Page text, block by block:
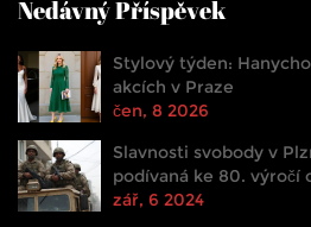
Nedávný Příspěvek
Stylový týden:
akcích v Praze
čen, 8 2026
Slavnosti svobody v
podívaná ke 80. výročí
zář, 6 2024